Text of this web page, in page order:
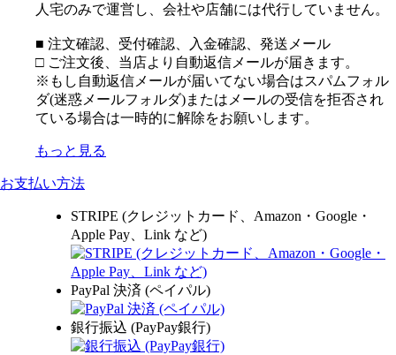
人宅のみで運営し、会社や店舗には代行していません。
■ 注文確認、受付確認、入金確認、発送メール
□ ご注文後、当店より自動返信メールが届きます。
※もし自動返信メールが届いてない場合はスパムフォル
ダ(迷惑メールフォルダ)またはメールの受信を拒否され
ている場合は一時的に解除をお願いします。
もっと見る
お支払い方法
STRIPE (クレジットカード、Amazon・Google・
Apple Pay、Link など)
PayPal 決済 (ペイパル)
銀行振込 (PayPay銀行)